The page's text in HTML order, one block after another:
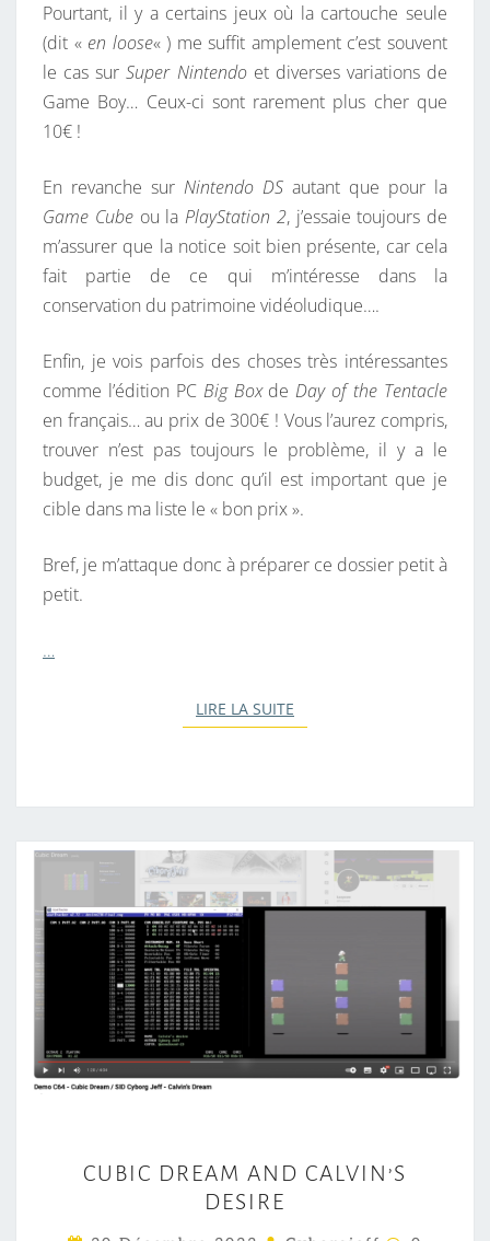
Pourtant, il y a certains jeux où la cartouche seule
(dit « en loose« ) me suffit amplement c’est souvent
le cas surSuper Nintendoet diverses variations de
Game Boy… Ceux-ci sont rarement plus cher que
10€ !
En revanche sur Nintendo DS autant que pour la
Game Cubeou la PlayStation 2, j’essaie toujours de
m’assurer que la notice soit bien présente, car cela
fait partie de ce qui m’intéresse dans la
conservation du patrimoine vidéoludique….
Enfin, je vois parfois des choses très intéressantes
comme l’édition PC Big BoxdeDay of the Tentacle
en français… au prix de 300€ ! Vous l’aurez compris,
trouver n’est pas toujours le problème, il y a le
budget, je me dis donc qu’il est important que je
cible dans ma liste le « bon prix ».
Bref, je m’attaque donc à préparer ce dossier petit à
petit.
…
LIRE LA SUITE
U
B
CUBIC DREAM AND CALVIN’S
DESIRE